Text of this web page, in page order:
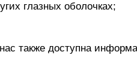
глазных оболочках;
также доступна